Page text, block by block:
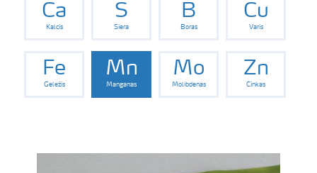
Ca
Kalcis
S
Siera
B
Boras
Cu
Varis
Fe
Geležis
Mn
Manganas
Mo
Molibdenas
Zn
Cinkas